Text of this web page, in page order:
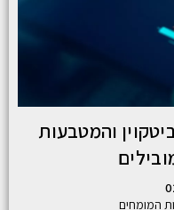
שווי הביטקוין והמטבעות
המומחים